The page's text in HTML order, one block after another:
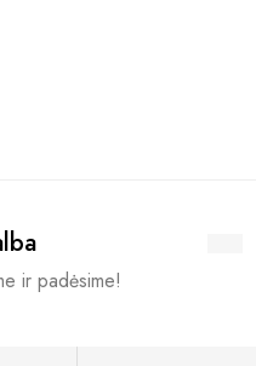
ir padėsime!